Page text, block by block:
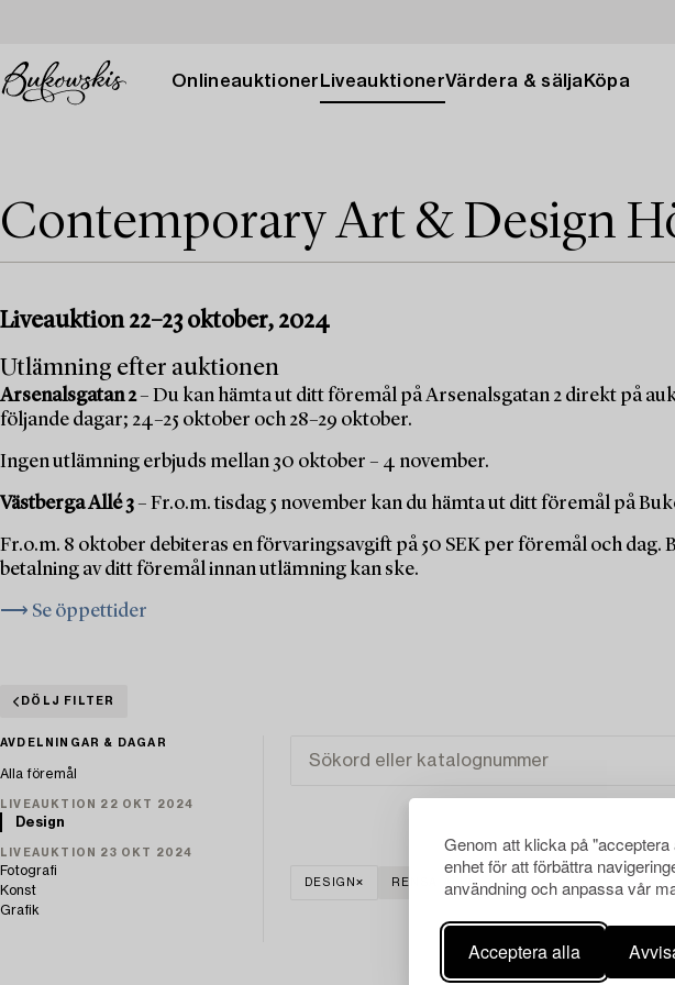
Genom att klicka på
enhet för att förbättra
användning och anpassa vår
Acceptera alla
Onlineauktioner LiveauktionerVärdera & sälja Köpa
Contemporary Art & Design
Liveauktion 22–23 oktober, 2024
Utlämning efter auktionen
Arsenalsgatan 2– Du kan hämta ut ditt föremål på Arsenalsgatan 2 direkt på
följande dagar; 24–25 oktober och 28–29 oktober.
Ingen utlämning erbjuds mellan 30 oktober – 4 november.
Västberga Allé 3– Fr.o.m. tisdag 5 november kan du hämta ut ditt föremål på
Fr.o.m. 8 oktober debiteras en förvaringsavgift på 50 SEK per föremål och dag.
betalning av ditt föremål innan utlämning kan ske.
⟶ Se öppettider
DÖLJ FILTER
AVDELNINGAR & DAGAR
Alla föremål
LIVEAUKTION 22 OKT 2024
Design
LIVEAUKTION 23 OKT 2024
Fotografi
Konst
Grafik
DESIGN RENSA ALLA